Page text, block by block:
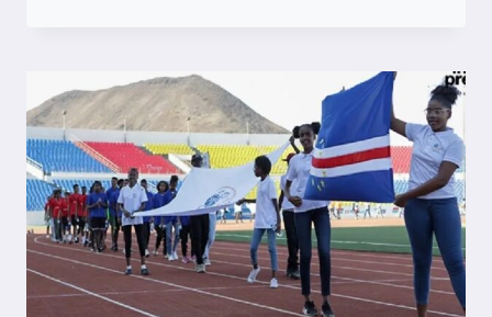
PONTS
AVEC
UNE
RENCONTRE
INTERNATIONALE
DE
LA
CRÉOLITÉ
ATLANTIQUE